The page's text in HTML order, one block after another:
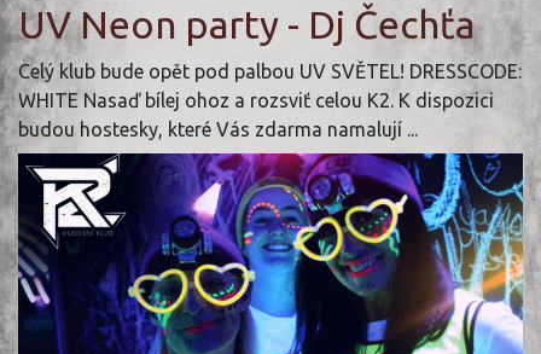
UV Neon party - Dj Čechťa
Celý klub bude opět pod palbou UV SVĚTEL! DRESSCODE:
WHITE Nasaď bílej ohoz a rozsviť celou K2. K dispozici
budou hostesky, které Vás zdarma namalují ...